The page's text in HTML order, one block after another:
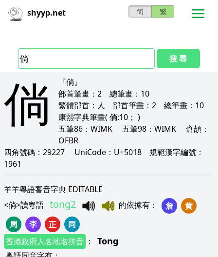
shyyp.net 简 繁
搜 尋
倘
『倘』
部首筆畫： 2 總筆畫： 10
繁體部首： 人 部首筆畫： 2 總筆畫： 10
康熙字典筆畫( 倘:10； )
五筆86： WIMK 五筆98： WIMK 倉頡：
OFBR
四角號碼： 29227 UniCode： U+5018 規範漢字編號：
1961
羊羊粵語審音字典 EDITABLE
<倘>讀粵語 tong2 的依據有 ： 詹
黄
周
李 正
同
香港政府人名地名拼音 ： Tong